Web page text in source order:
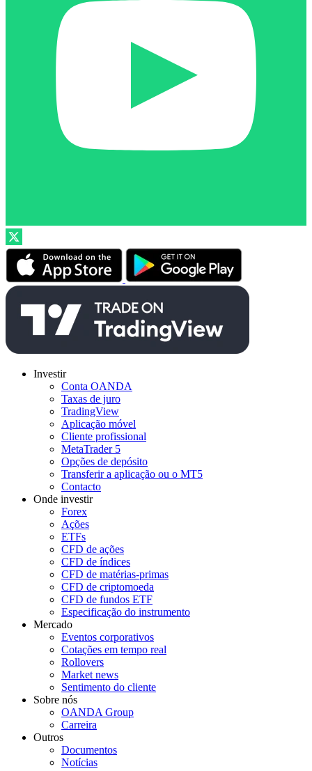
Investir
Conta OANDA
Taxas de juro
TradingView
Aplicação móvel
Cliente profissional
MetaTrader 5
Opções de depósito
Transferir a aplicação ou o MT5
Contacto
Onde investir
Forex
Ações
ETFs
CFD de ações
CFD de índices
CFD de matérias-primas
CFD de criptomoeda
CFD de fundos ETF
Especificação do instrumento
Mercado
Eventos corporativos
Cotações em tempo real
Rollovers
Market news
Sentimento do cliente
Sobre nós
OANDA Group
Carreira
Outros
Documentos
Notícias